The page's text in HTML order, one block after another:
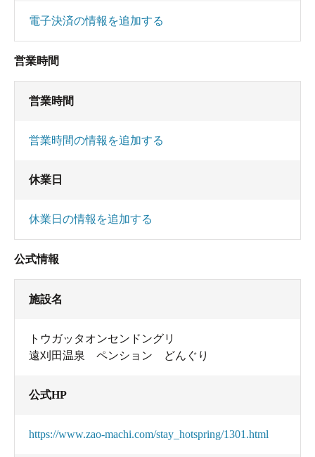
電子決済の情報を追加する
営業時間
営業時間
営業時間の情報を追加する
休業日
休業日の情報を追加する
公式情報
施設名
トウガッタオンセンドングリ
遠刈田温泉 ペンション どんぐり
公式HP
https://www.zao-machi.com/stay_hotspring/1301.html